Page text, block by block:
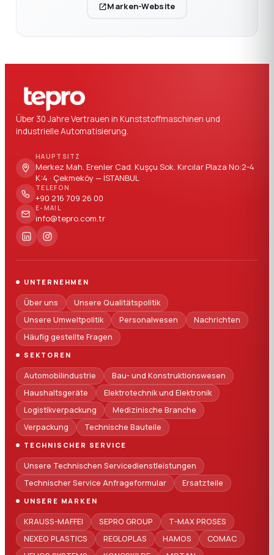
Marken-Website
Über 30 Jahre Vertrauen in Kunststoffmaschinen und
industrielle Automatisierung.
HAUPTSITZ
Merkez Mah. Erenler Cad. Kuşçu Sok. Kırcılar Plaza No:2-4
K:4 · Çekmeköy — İSTANBUL
TELEFON
+90 216 709 26 00
E-MAIL
info@tepro.com.tr
UNTERNEHMEN
Über uns
Unsere Qualitätspolitik
Unsere Umweltpolitik
Personalwesen
Nachrichten
Häufig gestellte Fragen
SEKTOREN
Automobilindustrie
Bau- und Konstruktionswesen
Haushaltsgeräte
Elektrotechnik und Elektronik
Logistikverpackung
Medizinische Branche
Verpackung
Technische Bauteile
TECHNISCHER SERVICE
Unsere Technischen Servicedienstleistungen
Technischer Service Anfrageformular
Ersatzteile
UNSERE MARKEN
KRAUSS-MAFFEI SEPRO GROUP
T-MAX PROSES
NEXEO PLASTICS
REGLOPLAS HAMOS
COMAC